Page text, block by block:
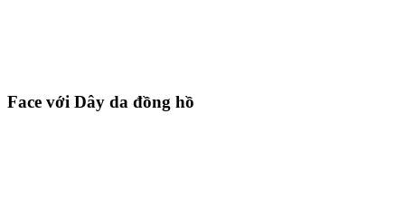
Face với Dây da đồng hồ